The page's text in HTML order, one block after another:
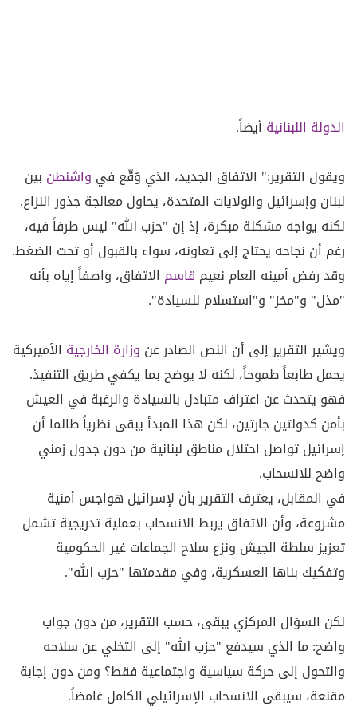
الدولة اللبنانية أيضاً.
ويقول التقرير:" الاتفاق الجديد، الذي وُقّع في واشنطن بين
لبنان وإسرائيل والولايات المتحدة، يحاول معالجة جذور النزاع.
لكنه يواجه مشكلة مبكرة، إذ إن "حزب الله" ليس طرفاً فيه،
رغم أن نجاحه يحتاج إلى تعاونه، سواء بالقبول أو تحت الضغط.
وقد رفض أمينه العام نعيم قاسم الاتفاق، واصفاً إياه بأنه
"مذل" و"مخز" و"استسلام للسيادة".
ويشير التقرير إلى أن النص الصادر عن وزارة الخارجية الأميركية
يحمل طابعاً طموحاً، لكنه لا يوضح بما يكفي طريق التنفيذ.
فهو يتحدث عن اعتراف متبادل بالسيادة والرغبة في العيش
بأمن كدولتين جارتين، لكن هذا المبدأ يبقى نظرياً طالما أن
إسرائيل تواصل احتلال مناطق لبنانية من دون جدول زمني
واضح للانسحاب.
في المقابل، يعترف التقرير بأن لإسرائيل هواجس أمنية
مشروعة، وأن الاتفاق يربط الانسحاب بعملية تدريجية تشمل
تعزيز سلطة الجيش ونزع سلاح الجماعات غير الحكومية
وتفكيك بناها العسكرية، وفي مقدمتها "حزب الله".
لكن السؤال المركزي يبقى، حسب التقرير، من دون جواب
واضح: ما الذي سيدفع "حزب الله" إلى التخلي عن سلاحه
والتحول إلى حركة سياسية واجتماعية فقط؟ ومن دون إجابة
مقنعة، سيبقى الانسحاب الإسرائيلي الكامل غامضاً.